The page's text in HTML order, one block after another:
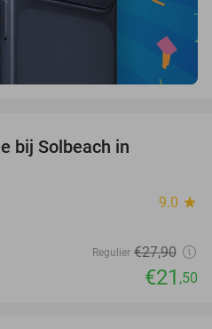
bij Solbeach in
9.0 star
Regulier €27,90
€21 ,50